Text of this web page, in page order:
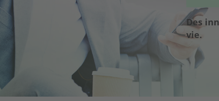
Des
vie.